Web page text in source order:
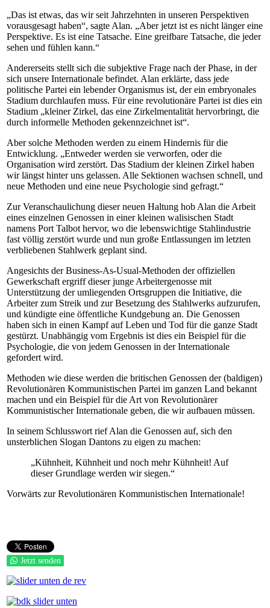
„Das ist etwas, das wir seit Jahrzehnten in unseren Perspektiven
vorausgesagt haben“, sagte Alan. „Aber jetzt ist es nicht länger eine
Perspektive. Es ist eine Tatsache. Eine greifbare Tatsache, die jeder
sehen und fühlen kann.“
Andererseits stellt sich die subjektive Frage nach der Phase, in der
sich unsere Internationale befindet. Alan erklärte, dass jede
politische Partei ein lebender Organismus ist, der ein embryonales
Stadium durchlaufen muss. Für eine revolutionäre Partei ist dies ein
Stadium „kleiner Zirkel, das eine Zirkelmentalität hervorbringt, die
durch informelle Methoden gekennzeichnet ist“.
Aber solche Methoden werden zu einem Hindernis für die
Entwicklung. „Entweder werden sie verworfen, oder die
Organisation wird zerstört. Das Stadium der kleinen Zirkel haben
wir längst hinter uns gelassen. Alle Sektionen wachsen schnell, und
neue Methoden und eine neue Psychologie sind gefragt.“
Zur Veranschaulichung dieser neuen Haltung hob Alan die Arbeit
eines einzelnen Genossen in einer kleinen walisischen Stadt
namens Port Talbot hervor, wo die lebenswichtige Stahlindustrie
fast völlig zerstört wurde und nun große Entlassungen im letzten
verbliebenen Stahlwerk geplant sind.
Angesichts der Business-As-Usual-Methoden der offiziellen
Gewerkschaft ergriff dieser junge Arbeitergenosse mit
Unterstützung der umliegenden Ortsgruppen die Initiative, die
Arbeiter zum Streik und zur Besetzung des Stahlwerks aufzurufen,
und kündigte eine öffentliche Kundgebung an. Die Genossen
haben sich in einen Kampf auf Leben und Tod für die ganze Stadt
gestürzt. Unabhängig vom Ergebnis ist dies ein Beispiel für die
Psychologie, die von jedem Genossen in der Internationale
gefordert wird.
Methoden wie diese werden die britischen Genossen der (baldigen)
Revolutionären Kommunistischen Partei im ganzen Land bekannt
machen und ein Beispiel für die Art von Revolutionärer
Kommunistischer Internationale geben, die wir aufbauen müssen.
In seinem Schlusswort rief Alan die Genossen auf, sich den
unsterblichen Slogan Dantons zu eigen zu machen:
„Kühnheit, Kühnheit und noch mehr Kühnheit! Auf
dieser Grundlage werden wir siegen.“
Vorwärts zur Revolutionären Kommunistischen Internationale!
Jetzt senden